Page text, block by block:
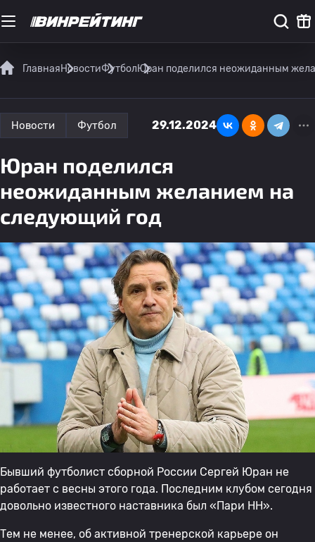
ГлавнаяНовостиФутболЮран поделился неожиданным
Новости Футбол 29.12.2024
Юран поделился
неожиданным желанием на
следующий год
Бывший футболист сборной России Сергей Юран не
работает с весны этого года. Последним клубом сегодня
довольно известного наставника был «Пари НН».
Тем не менее, об активной тренерской карьере он